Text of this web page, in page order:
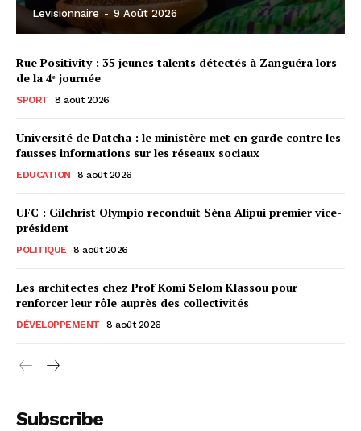
Levisionnaire - 9 Août 2026
Rue Positivity : 35 jeunes talents détectés à Zanguéra lors
de la 4ᵉ journée
SPORT 8 août 2026
Université de Datcha : le ministère met en garde contre les
fausses informations sur les réseaux sociaux
EDUCATION 8 août 2026
UFC : Gilchrist Olympio reconduit Sèna Alipui premier vice-
président
POLITIQUE 8 août 2026
Les architectes chez Prof Komi Selom Klassou pour
renforcer leur rôle auprès des collectivités
DÉVELOPPEMENT 8 août 2026
Subscribe